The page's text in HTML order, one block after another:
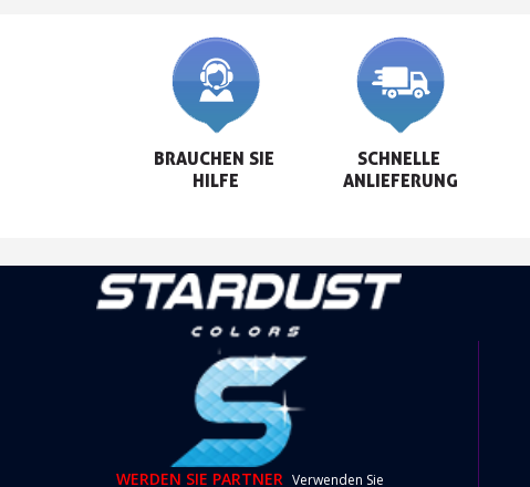
BRAUCHEN SIE
HILFE
SCHNELLE
ANLIEFERUNG
WERDEN SIE PARTNER Verwenden Sie